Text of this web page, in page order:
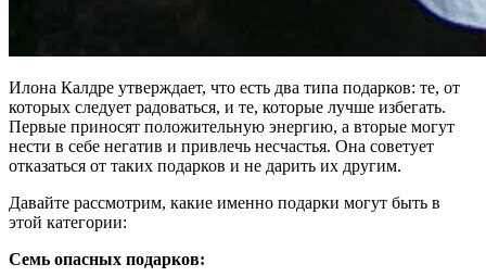
Илона Калдре утверждает, что есть два типа подарков: те, от
которых следует радоваться, и те, которые лучше избегать.
Первые приносят положительную энергию, а вторые могут
нести в себе негатив и привлечь несчастья. Она советует
отказаться от таких подарков и не дарить их другим.
Давайте рассмотрим, какие именно подарки могут быть в
этой категории:
Семь опасных подарков: